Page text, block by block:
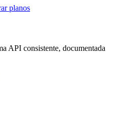
planos
API consistente, documentada